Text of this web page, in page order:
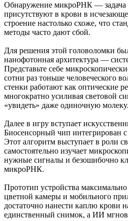
Обнаружение микроРНК — задача
присутствуют в крови в
строение настолько схоже, что
методы часто дают сбой.
Для решения этой головоломки
нанофотонная архитектура —
Представьте себе
сотни раз тоньше человеческого
стенки работают как оптические
многократно усиливая световой
«увидеть» даже одиночную
Далее в игру вступает
Биосенсорный чип интегрирован
Этот алгоритм выступает в роли
самостоятельно изучает
нужные сигналы и безошибочно
микроРНК.
Прототип устройства
цветной камеры и мобильного
достаточно нанести каплю крови
единственный снимок, а ИИ